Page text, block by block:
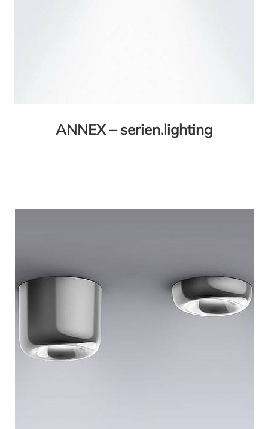
ANNEX – serien.lighting